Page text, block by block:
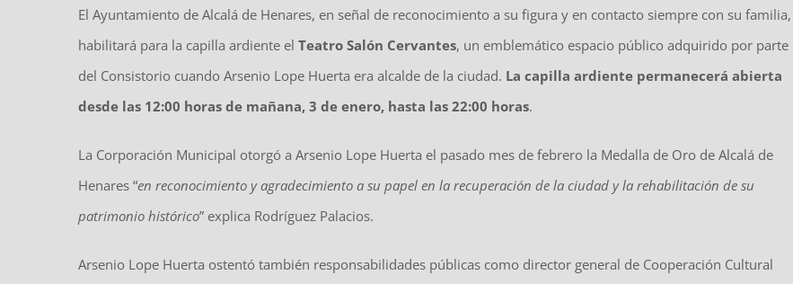
El Ayuntamiento de Alcalá de Henares, en señal de reconocimiento a su figura y en contacto siempre con su familia,
habilitará para la capilla ardiente el Teatro Salón Cervantes, un emblemático espacio público adquirido por parte
del Consistorio cuando Arsenio Lope Huerta era alcalde de la ciudad. La capilla ardiente permanecerá abierta
desde las 12:00 horas de mañana, 3 de enero, hasta las 22:00 horas.
La Corporación Municipal otorgó a Arsenio Lope Huerta el pasado mes de febrero la Medalla de Oro de Alcalá de
Henares “en reconocimiento y agradecimiento a su papel en la recuperación de la ciudad y la rehabilitación de su
patrimonio histórico” explica Rodríguez Palacios.
Arsenio Lope Huerta ostentó también responsabilidades públicas como director general de Cooperación Cultural